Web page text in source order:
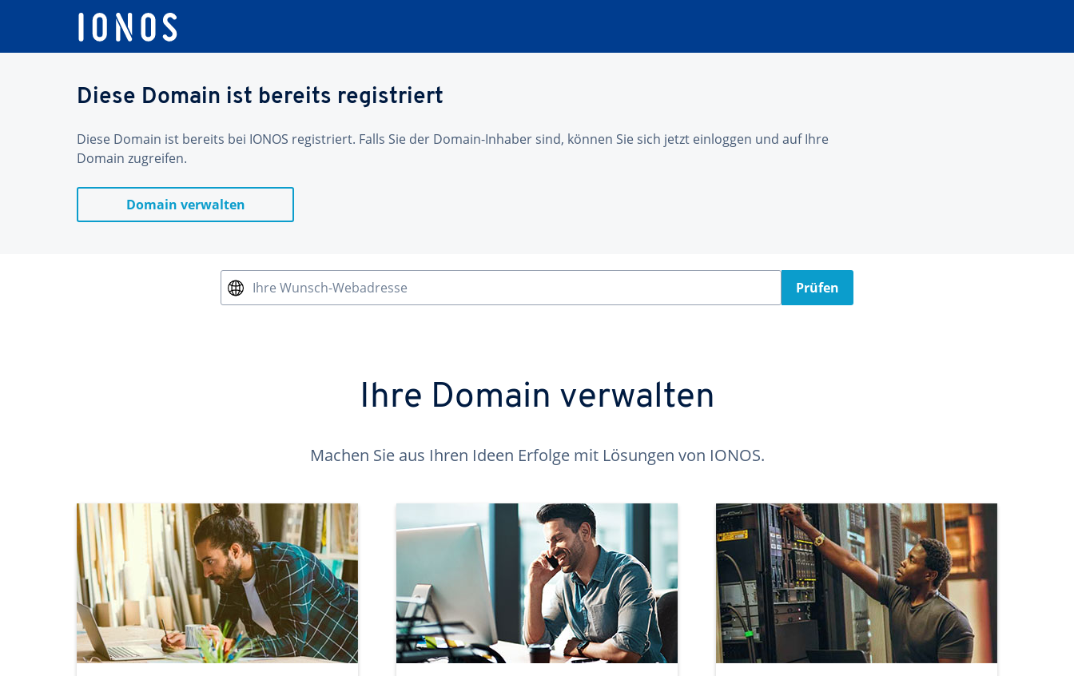
Diese Domain ist bereits registriert
Diese Domain ist bereits bei IONOS registriert. Falls Sie der Domain-Inhaber sind, können Sie sich jetzt einloggen und auf Ihre
Domain zugreifen.
Domain verwalten
Ihre Wunsch-Webadresse Prüfen
Ihre Domain verwalten
Machen Sie aus Ihren Ideen Erfolge mit Lösungen von IONOS.